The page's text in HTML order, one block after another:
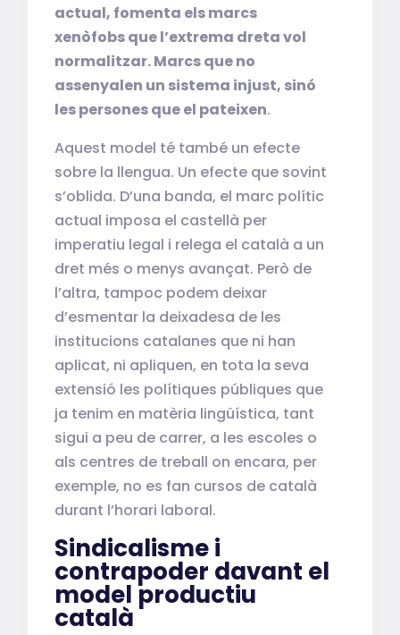
actual, fomenta els marcs
xenòfobs que l’extrema dreta vol
normalitzar. Marcs que no
assenyalen un sistema injust, sinó
les persones que el pateixen.
Aquest model té també un efecte
sobre la llengua. Un efecte que sovint
s’oblida. D’una banda, el marc polític
actual imposa el castellà per
imperatiu legal i relega el català a un
dret més o menys avançat. Però de
l’altra, tampoc podem deixar
d’esmentar la deixadesa de les
institucions catalanes que ni han
aplicat, ni apliquen, en tota la seva
extensió les polítiques públiques que
ja tenim en matèria lingüística, tant
sigui a peu de carrer, a les escoles o
als centres de treball on encara, per
exemple, no es fan cursos de català
durant l’horari laboral.
Sindicalisme i
contrapoder davant el
model productiu
català